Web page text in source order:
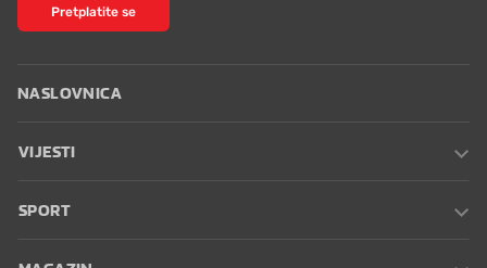
Pretplatite se
NASLOVNICA
VIJESTI
SPORT